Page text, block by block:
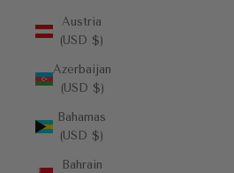
Austria
(USD $)
Azerbaijan
(USD $)
Bahamas
(USD $)
Bahrain